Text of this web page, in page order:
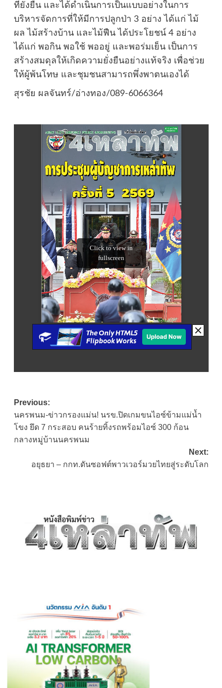
ที่ยั่งยืน และได้ดำเนินการเป็นแบบอย่างในการ
บริหารจัดการที่ให้มีการปลูกป่า 3 อย่าง ได้แก่ ไม้
ผล ไม้สร้างบ้าน และไม้ฟืน ได้ประโยชน์ 4 อย่าง
ได้แก่ พอกิน พอใช้ พออยู่ และพอร่มเย็น เป็นการ
สร้างสมดุลให้เกิดความยั่งยืนอย่างแท้จริง เพื่อช่วย
ให้ผู้พ้นโทษ และชุมชนสามารถพึ่งพาตนเองได้
สุรชัย ผลจันทร์/อ่างทอง/089-6066364
Post
navigation
Previous:
นครพนม-ข่าวกรองแม่น! นรข.ปิดเกมขนไอซ์ข้ามแม่น้ำ
โขง ยึด 7 กระสอบ คนร้ายทิ้งรถพร้อมไอซ์ 300 ก้อน
กลางหมู่บ้านนครพนม
Next:
อยุธยา – กกท.ดันซอฟต์พาวเวอร์มวยไทยสู่ระดับโลก